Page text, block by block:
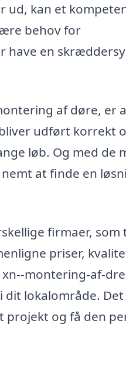
ud, kan et
behov for
have en
af døre, er
udført korrekt
løb. Og med de
at finde en
firmaer, som
priser,
montering-af-
lokalområde.
projekt og få den